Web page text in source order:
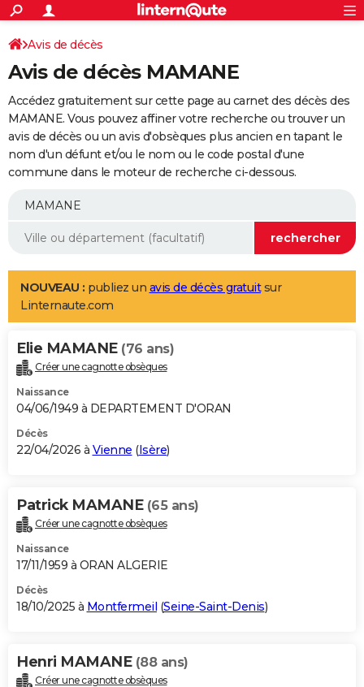
ACTUALITÉS
Politique
Société
Faits Divers
Education
Monde
Villes
+
SPORT
Coupe du monde 2026
Football
Tennis
Cyclisme
Rugby
Forum
Programme TV
TNT
Streaming
Cinéma
Sorties cinéma
Musique
+
FINANCE
Retraite
Epargne
Immobilier
Risques naturels par ville
Banque
Assurance
AUTO
Essais
Réserver un essai
Citadines
Berlines
SUV
Forum auto
+
Mobiles
Meilleur smartphone
Internet
Ordinateurs
Jeux vidéo
Guide high-tech
Aménagement intérieur
LIFESTYLE
Art de vivre
Bien-être
Loisirs
Mode
Modes de vie
Alimentation
Guide de la santé
Maladies
Médicaments
Sommeil
VOYAGE
Destinations
City break
Voyage nature
Voyage de noces
Forum
Climat
+PHOTO
GUIDES D'ACHAT
BONS PLANS
Carte de Noël
Carte Bonne année
Carte Saint-Valentin
Carte Pâques
Carte d'anniversaire
DICTIONNAIRE
Dictionnaire
Biographies
Citations
Expressions
Proverbes
PROGRAMME TV
S'inscrire
Se connecter
Lycées
Collèges
Primaires
Universités
Entreprises
Service militaire
Avis de recherche
AVIS DE DÉCÈS
Bricolage
Lifestyle
Culture
Sport
Auto
Television
Voyage
Cinema
Avis de décès
Avis de décès MAMANE
Accédez gratuitement sur cette page au carnet des décès des
MAMANE. Vous pouvez affiner votre recherche ou trouver un
avis de décès ou un avis d'obsèques plus ancien en tapant le
nom d'un défunt et/ou le nom ou le code postal d'une
commune dans le moteur de recherche ci-dessous.
NOUVEAU : publiez un avis de décès gratuitsur
Linternaute.com
Elie MAMANE (76 ans)
Créer une cagnotte obsèques
Naissance
04/06/1949 à DEPARTEMENT D'ORAN
Décès
22/04/2026 à Vienne (Isère)
Patrick MAMANE (65 ans)
Créer une cagnotte obsèques
Naissance
17/11/1959 à ORAN ALGERIE
Décès
18/10/2025 à Montfermeil (Seine-Saint-Denis)
Henri MAMANE (88 ans)
Créer une cagnotte obsèques